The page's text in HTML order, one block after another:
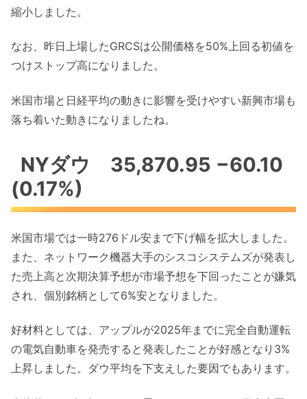
縮小しました。
なお、昨日上場したGRCSは公開価格を50%上回る初値を
つけストップ高になりました。
米国市場と日経平均の動きに影響を受けやすい新興市場も
落ち着いた動きになりましたね。
NYダウ 35,870.95 −60.10
(0.17%)
米国市場では一時276ドル安まで下げ幅を拡大しました。
また、ネットワーク機器大手のシスコシステムズが発表し
た売上高と次期決算予想が市場予想を下回ったことが嫌気
され、個別銘柄として6%安となりました。
好材料としては、アップルが2025年までに完全自動運転
の電気自動車を発売すると発表したことが好感となり3%
上昇しました。ダウ平均を下支えした要因でもあります。